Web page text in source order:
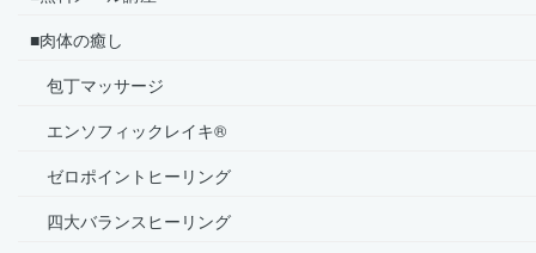
■肉体の癒し
包丁マッサージ
エンソフィックレイキ®
ゼロポイントヒーリング
四大バランスヒーリング